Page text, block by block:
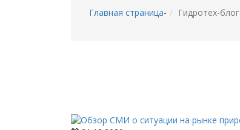
Главная страница- Гидротех-блог